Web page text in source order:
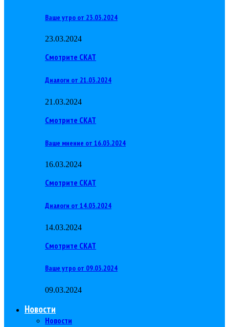
Ваше утро от 23.03.2024
23.03.2024
Смотрите СКАТ
Диалоги от 21.03.2024
21.03.2024
Смотрите СКАТ
Ваше мнение от 16.03.2024
16.03.2024
Смотрите СКАТ
Диалоги от 14.03.2024
14.03.2024
Смотрите СКАТ
Ваше утро от 09.03.2024
09.03.2024
Новости
Новости